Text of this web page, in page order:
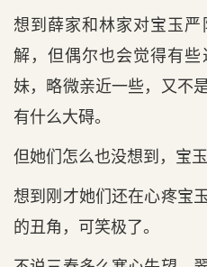
想到薛家和林家对宝玉
解，但偶尔也会觉得有
妹，略微亲近一些，又不
有什么大碍。
但她们怎么也没想到，宝
想到刚才她们还在心疼宝
的丑角，可笑极了。